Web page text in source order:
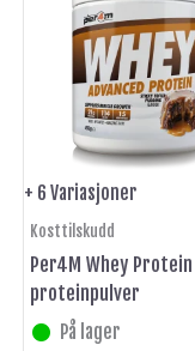
+ 6 Variasjoner
Kosttilskudd
Per4M Whey
proteinpulver
På lager
har
flere
varianter.
kan
velges
på
produktsiden